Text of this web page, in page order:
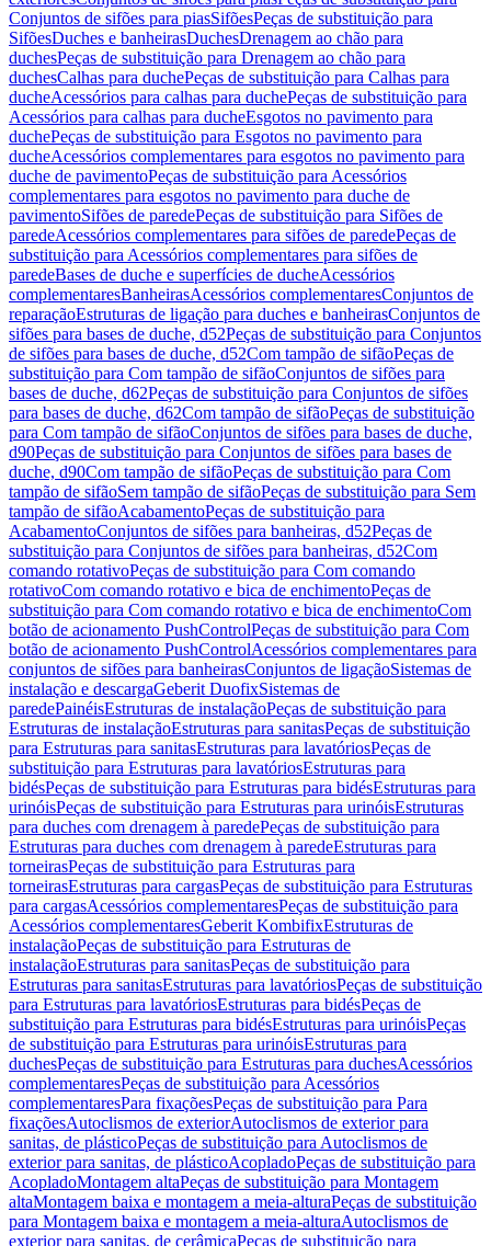
Conjuntos de sifões para piasSifõesPeças de substituição para
SifõesDuches e banheirasDuchesDrenagem ao chão para
duchesPeças de substituição para Drenagem ao chão para
duchesCalhas para duchePeças de substituição para Calhas para
ducheAcessórios para calhas para duchePeças de substituição para
Acessórios para calhas para ducheEsgotos no pavimento para
duchePeças de substituição para Esgotos no pavimento para
ducheAcessórios complementares para esgotos no pavimento para
duche de pavimentoPeças de substituição para Acessórios
complementares para esgotos no pavimento para duche de
pavimentoSifões de paredePeças de substituição para Sifões de
paredeAcessórios complementares para sifões de paredePeças de
substituição para Acessórios complementares para sifões de
paredeBases de duche e superfícies de ducheAcessórios
complementaresBanheirasAcessórios complementaresConjuntos de
reparaçãoEstruturas de ligação para duches e banheirasConjuntos de
sifões para bases de duche, d52Peças de substituição para Conjuntos
de sifões para bases de duche, d52Com tampão de sifãoPeças de
substituição para Com tampão de sifãoConjuntos de sifões para
bases de duche, d62Peças de substituição para Conjuntos de sifões
para bases de duche, d62Com tampão de sifãoPeças de substituição
para Com tampão de sifãoConjuntos de sifões para bases de duche,
d90Peças de substituição para Conjuntos de sifões para bases de
duche, d90Com tampão de sifãoPeças de substituição para Com
tampão de sifãoSem tampão de sifãoPeças de substituição para Sem
tampão de sifãoAcabamentoPeças de substituição para
AcabamentoConjuntos de sifões para banheiras, d52Peças de
substituição para Conjuntos de sifões para banheiras, d52Com
comando rotativoPeças de substituição para Com comando
rotativoCom comando rotativo e bica de enchimentoPeças de
substituição para Com comando rotativo e bica de enchimentoCom
botão de acionamento PushControlPeças de substituição para Com
botão de acionamento PushControlAcessórios complementares para
conjuntos de sifões para banheirasConjuntos de ligaçãoSistemas de
instalação e descargaGeberit DuofixSistemas de
paredePainéisEstruturas de instalaçãoPeças de substituição para
Estruturas de instalaçãoEstruturas para sanitasPeças de substituição
para Estruturas para sanitasEstruturas para lavatóriosPeças de
substituição para Estruturas para lavatóriosEstruturas para
bidésPeças de substituição para Estruturas para bidésEstruturas para
urinóisPeças de substituição para Estruturas para urinóisEstruturas
para duches com drenagem à paredePeças de substituição para
Estruturas para duches com drenagem à paredeEstruturas para
torneirasPeças de substituição para Estruturas para
torneirasEstruturas para cargasPeças de substituição para Estruturas
para cargasAcessórios complementaresPeças de substituição para
Acessórios complementaresGeberit KombifixEstruturas de
instalaçãoPeças de substituição para Estruturas de
instalaçãoEstruturas para sanitasPeças de substituição para
Estruturas para sanitasEstruturas para lavatóriosPeças de substituição
para Estruturas para lavatóriosEstruturas para bidésPeças de
substituição para Estruturas para bidésEstruturas para urinóisPeças
de substituição para Estruturas para urinóisEstruturas para
duchesPeças de substituição para Estruturas para duchesAcessórios
complementaresPeças de substituição para Acessórios
complementaresPara fixaçõesPeças de substituição para Para
fixaçõesAutoclismos de exteriorAutoclismos de exterior para
sanitas, de plásticoPeças de substituição para Autoclismos de
exterior para sanitas, de plásticoAcopladoPeças de substituição para
AcopladoMontagem altaPeças de substituição para Montagem
altaMontagem baixa e montagem a meia-alturaPeças de substituição
para Montagem baixa e montagem a meia-alturaAutoclismos de
exterior para sanitas, de cerâmicaPeças de substituição para